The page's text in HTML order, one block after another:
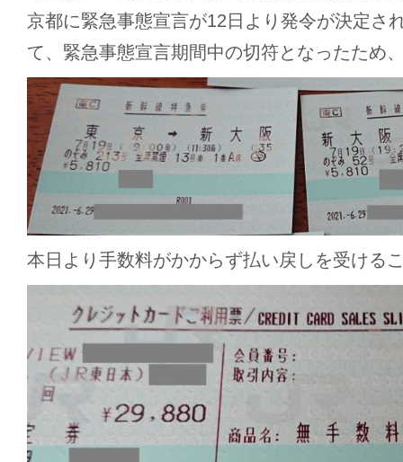
京都に緊急事態宣言が12日より発令が決定さ
て、緊急事態宣言期間中の切符となったため
本日より手数料がかからず払い戻しを受ける